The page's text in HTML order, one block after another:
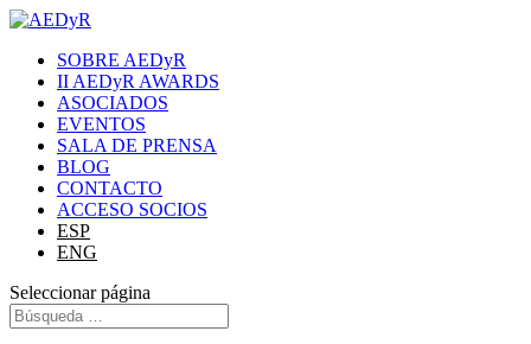
SOBRE AEDyR
II AEDyR AWARDS
ASOCIADOS
EVENTOS
SALA DE PRENSA
BLOG
CONTACTO
ACCESO SOCIOS
ESP
ENG
Seleccionar página